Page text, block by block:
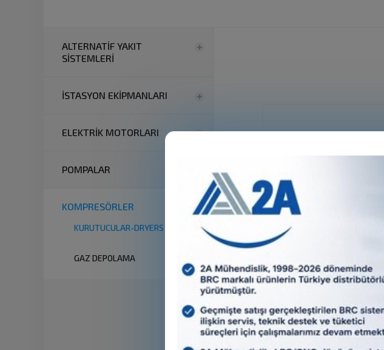
ALTERNATİF YAKIT
SİSTEMLERİ
İSTASYON EKİPMANLARI
ELEKTRİK MOTORLARI
POMPALAR
KOMPRESÖRLER
KURUTUCULAR-DRYERS
GAZ DEPOLAMA 1-COLUMN
DETAYLI BİLGİ